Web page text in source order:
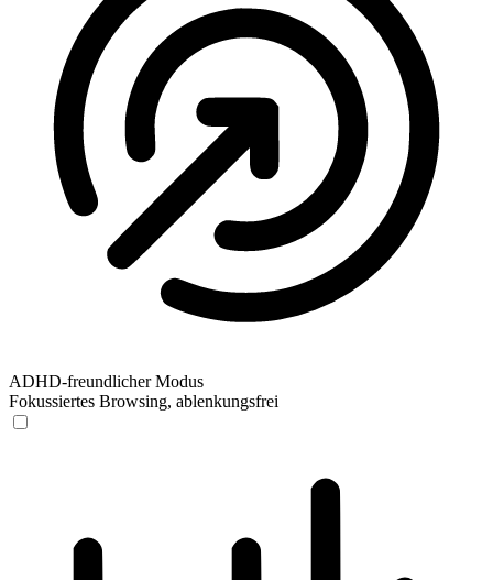
ADHD-freundlicher Modus
Fokussiertes Browsing, ablenkungsfrei